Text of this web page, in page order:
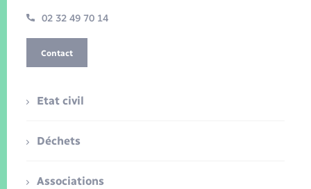
02 32 49 70 14
Contact
Etat civil
Déchets
Associations